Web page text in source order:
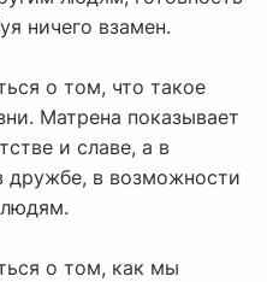
ничего взамен.
о том, что такое
Матрена показывает
и славе, а в
дружбе, в возможности
о том, как мы